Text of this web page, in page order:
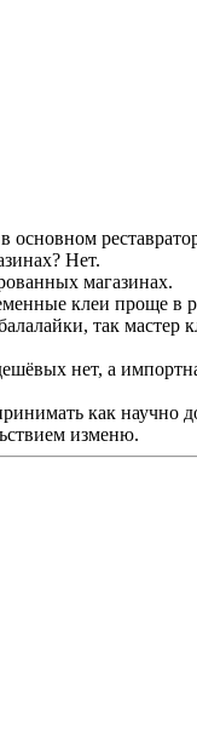
основном
Нет.
магазинах.
клеи проще в
так мастер
нет, а
как научно
изменю.